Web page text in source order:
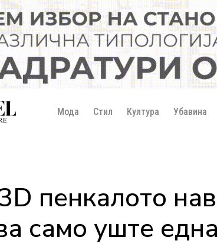
Мода Стил Култура Убавина
пенкалото
само уште